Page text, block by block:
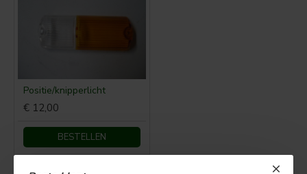
Positie/knipperlicht
€ 12,00
BESTELLEN